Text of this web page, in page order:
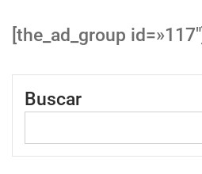
[the_ad_group id=»117″]
Buscar